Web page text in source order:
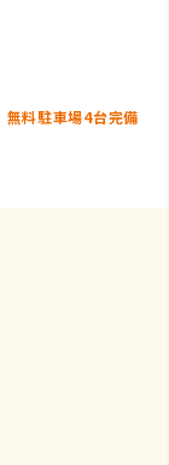
無料駐車場4台完備